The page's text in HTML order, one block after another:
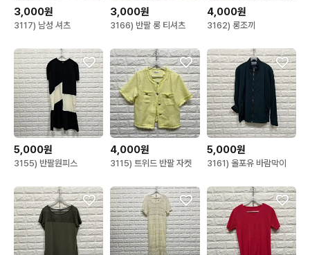
3,000원
3117) 남성 셔츠
3,000원
3166) 반팔 롱 티셔츠
4,000원
3162) 롱조끼
5,000원
3155) 반팔원피스
4,000원
3115) 트위드 반팔 자켓
5,000원
3161) 올포유 바람막이